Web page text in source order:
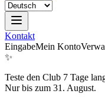
Kontakt
EingabeMein Konto
✨
Teste den Club 7 Tage
Nur bis zum 31. August.